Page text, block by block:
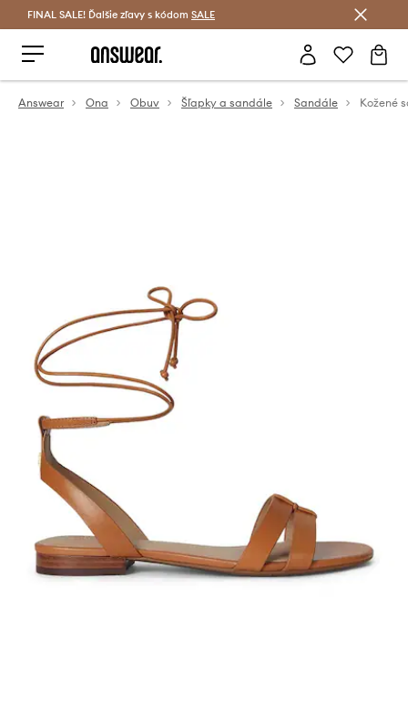
Šetrite s Answear Club >
FINAL SALE! Ďalšie zľavy s kódom SALE
Answear Ona Obuv Šľapky a sandále Sandále